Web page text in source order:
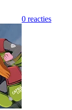
0 reacties